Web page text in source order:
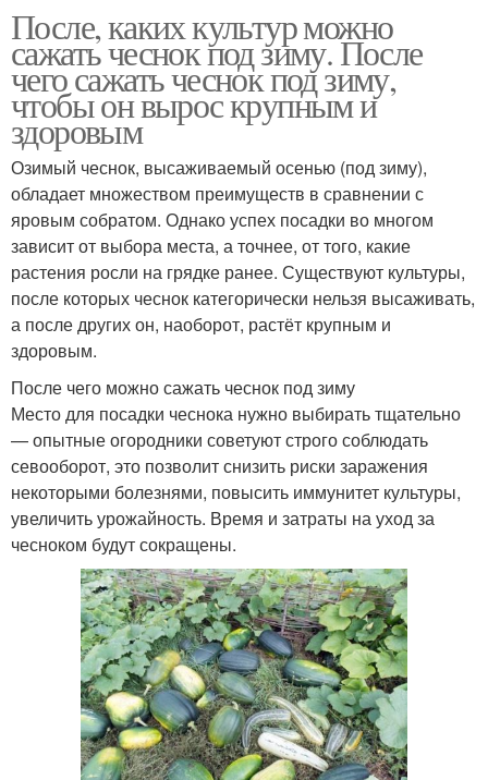
После, каких культур можно
сажать чеснок под зиму. После
чего сажать чеснок под зиму,
чтобы он вырос крупным и
здоровым
Озимый чеснок, высаживаемый осенью (под зиму),
обладает множеством преимуществ в сравнении с
яровым собратом. Однако успех посадки во многом
зависит от выбора места, а точнее, от того, какие
растения росли на грядке ранее. Существуют культуры,
после которых чеснок категорически нельзя высаживать,
а после других он, наоборот, растёт крупным и
здоровым.
После чего можно сажать чеснок под зиму
Место для посадки чеснока нужно выбирать тщательно
— опытные огородники советуют строго соблюдать
севооборот, это позволит снизить риски заражения
некоторыми болезнями, повысить иммунитет культуры,
увеличить урожайность. Время и затраты на уход за
чесноком будут сокращены.